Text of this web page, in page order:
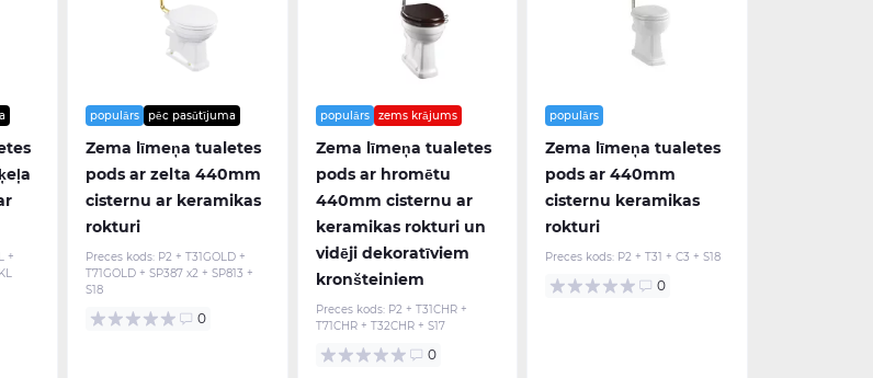
+
populārs pēc pasūtījuma
Zema līmeņa tualetes
pods ar zelta 440mm
cisternu ar keramikas
rokturi
Preces kods: P2 + T31GOLD +
T71GOLD + SP387 x2 + SP813 +
S18
0
populārs zems krājums
Zema līmeņa tualetes
pods ar hromētu
440mm cisternu ar
keramikas rokturi un
vidēji dekoratīviem
kronšteiniem
Preces kods: P2 + T31CHR +
T71CHR + T32CHR + S17
0
populārs
Zema līmeņa tualetes
pods ar 440mm
cisternu keramikas
rokturi
Preces kods: P2 + T31 + C3 + S18
0